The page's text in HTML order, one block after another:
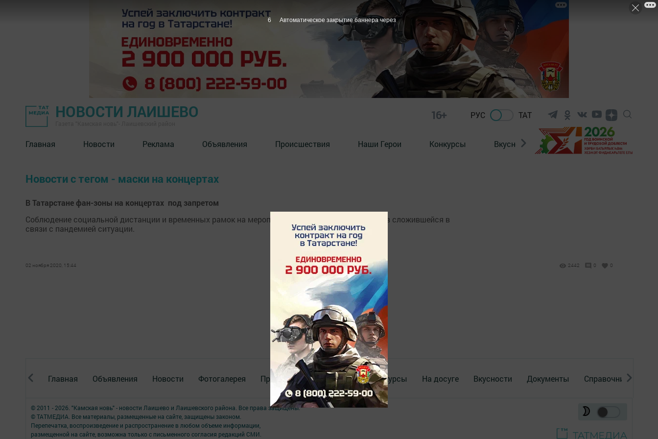
НОВОСТИ ЛАИШЕВО 16+ РУС ТАТ
Главная Новости Реклама Объявления Происшествия Наши Герои Конкурсы Вкусности Фотогалерея
Новости с тегом - маски на концертах
В Татарстане фан-зоны на концертах под запретом
​​​​​​​Соблюдение социальной дистанции и временных рамок на мероприятиях – меры безопасности в сложившейся в
связи с пандемией ситуации.
02 ноября 2020, 15:44 2442 0 0
Главная Объявления Новости Фотогалерея Происшествия ВИДЕО Конкурсы На досуге Вкусности Документы Справочник
© 2011 - 2026. "Камская новь" - новости Лаишево и Лаишевского района. Все права защищены.
© ТАТМЕДИА. Все материалы, размещенные на сайте, защищены законом.
Перепечатка, воспроизведение и распространение в любом объеме информации,
размещенной на сайте, возможна только с письменного согласия редакций СМИ.
6 Автоматическое закрытие баннера через